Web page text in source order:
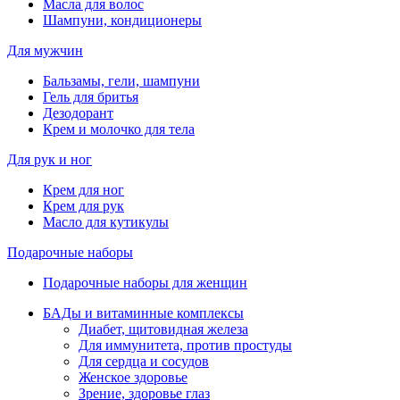
Масла для волос
Шампуни, кондиционеры
Для мужчин
Бальзамы, гели, шампуни
Гель для бритья
Дезодорант
Крем и молочко для тела
Для рук и ног
Крем для ног
Крем для рук
Масло для кутикулы
Подарочные наборы
Подарочные наборы для женщин
БАДы и витаминные комплексы
Диабет, щитовидная железа
Для иммунитета, против простуды
Для сердца и сосудов
Женское здоровье
Зрение, здоровье глаз